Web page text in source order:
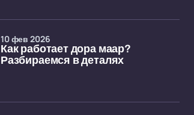
Как работает дора маар?
Разбираемся в деталях
10 фев 2026